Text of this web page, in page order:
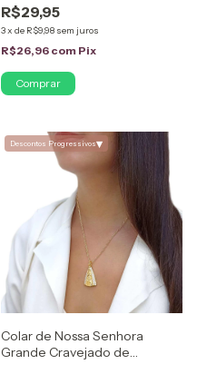
R$29,95
3x de R$9,98 sem juros
R$26,96 com Pix
Descontos Progressivos▾
Colar de Nossa Senhora
Grande Cravejado de